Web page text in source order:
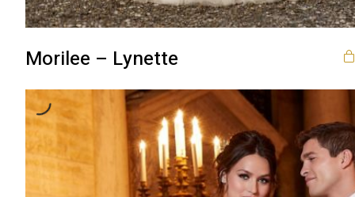
Morilee – Lynette